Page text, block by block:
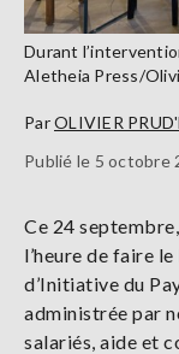
Durant
Aletheia Press/
ParOLIVIER
Publié le 5 octobre
Ce 24
l’heure de faire
d’Initiative du
administrée par
salariés, aide et